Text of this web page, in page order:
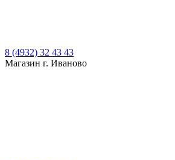
8 (4932) 32 43 43
Магазин г. Иваново